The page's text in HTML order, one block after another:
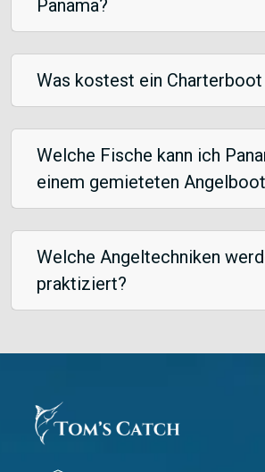
Panama?
Was kostest ein Charterboot
Welche Fische kann ich
einem gemieteten
Welche Angeltechniken
praktiziert?